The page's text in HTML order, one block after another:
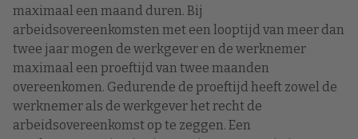
maximaal een maand duren. Bij
arbeidsovereenkomsten met een looptijd van meer dan
twee jaar mogen de werkgever en de werknemer
maximaal een proeftijd van twee maanden
overeenkomen. Gedurende de proeftijd heeft zowel de
werknemer als de werkgever het recht de
arbeidsovereenkomst op te zeggen. Een